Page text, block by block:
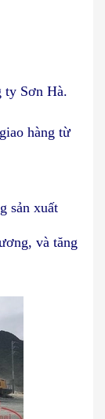
ty Sơn Hà.
hàng từ
sản xuất
và tăng